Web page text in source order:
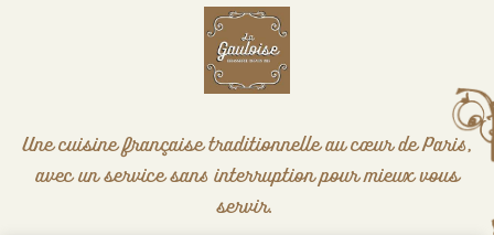
Une cuisine française traditionnelle au cœur de Paris,
avec un service sans interruption pour mieux vous
servir.